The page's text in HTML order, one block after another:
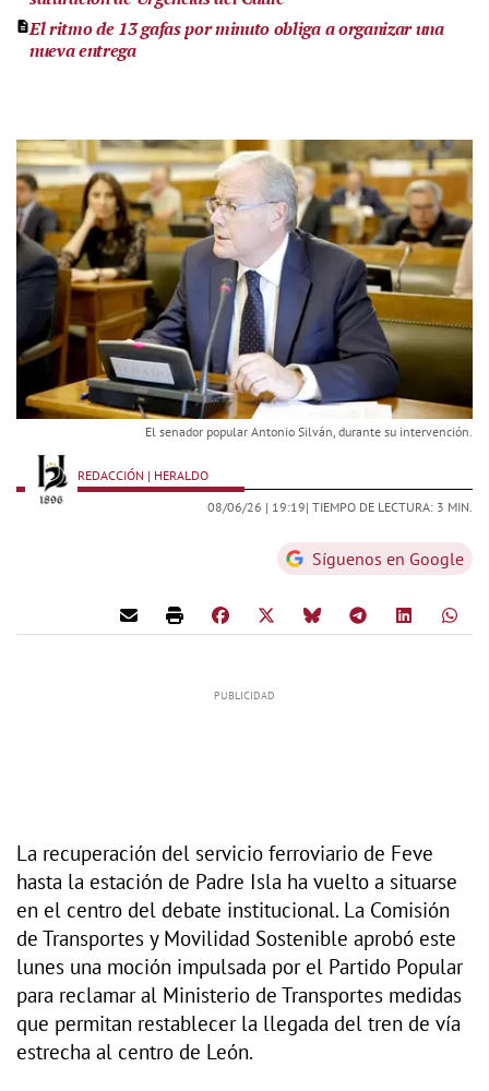
El ritmo de 13 gafas por minuto obliga a organizar una
nueva entrega
El senador popular Antonio Silván, durante su intervención.
REDACCIÓN | HERALDO
08/06/26 | 19:19| TIEMPO DE LECTURA: 3 MIN.
Síguenos en Google
La recuperación del servicio ferroviario de Feve
hasta la estación de Padre Isla ha vuelto a situarse
en el centro del debate institucional. La Comisión
de Transportes y Movilidad Sostenible aprobó este
lunes una moción impulsada por el Partido Popular
para reclamar al Ministerio de Transportes medidas
que permitan restablecer la llegada del tren de vía
estrecha al centro de León.